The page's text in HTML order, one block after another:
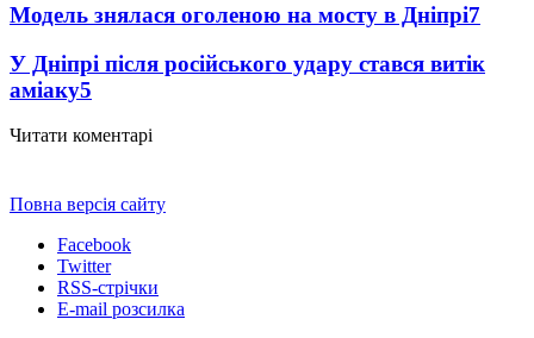
Модель знялася оголеною на мосту в Дніпрі7
У Дніпрі після російського удару стався витік
аміаку5
Читати коментарі
Повна версія сайту
Facebook
Twitter
RSS-стрічки
E-mail розсилка